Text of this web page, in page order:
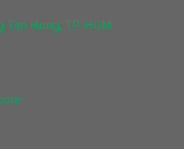
Hưng, TP. HCM